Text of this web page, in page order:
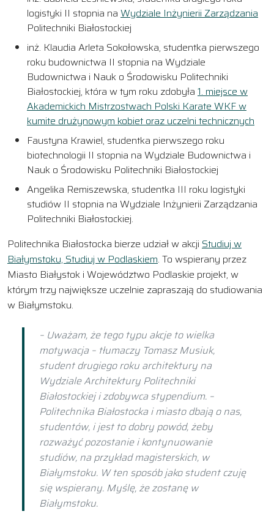
logistyki II stopnia na Wydziale Inżynierii Zarządzania
Politechniki Białostockiej
inż. Klaudia Arleta Sokołowska, studentka pierwszego
roku budownictwa II stopnia na Wydziale
Budownictwa i Nauk o Środowisku Politechniki
Białostockiej, która w tym roku zdobyła 1. miejsce w
Akademickich Mistrzostwach Polski Karate WKF w
kumite drużynowym kobiet oraz uczelni technicznych
Faustyna Krawiel, studentka pierwszego roku
biotechnologii II stopnia na Wydziale Budownictwa i
Nauk o Środowisku Politechniki Białostockiej
Angelika Remiszewska, studentka III roku logistyki
studiów II stopnia na Wydziale Inżynierii Zarządzania
Politechniki Białostockiej.
Politechnika Białostocka bierze udział w akcji Studiuj w
Białymstoku, Studiuj w Podlaskiem. To wspierany przez
Miasto Białystok i Województwo Podlaskie projekt, w
którym trzy największe uczelnie zapraszają do studiowania
w Białymstoku.
– Uważam, że tego typu akcje to wielka
motywacja – tłumaczy Tomasz Musiuk,
student drugiego roku architektury na
Wydziale Architektury Politechniki
Białostockiej i zdobywca stypendium. –
Politechnika Białostocka i miasto dbają o nas,
studentów, i jest to dobry powód, żeby
rozważyć pozostanie i kontynuowanie
studiów, na przykład magisterskich, w
Białymstoku. W ten sposób jako student czuję
się wspierany. Myślę, że zostanę w
Białymstoku.